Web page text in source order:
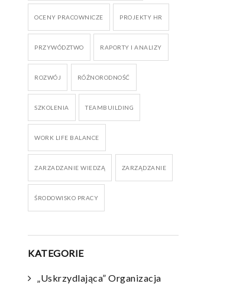
OCENY PRACOWNICZE PROJEKTY HR
PRZYWÓDZTWO RAPORTY I ANALIZY
ROZWÓJ RÓŻNORODNOŚĆ
SZKOLENIA TEAMBUILDING
WORK LIFE BALANCE
ZARZADZANIE WIEDZĄ ZARZĄDZANIE
ŚRODOWISKO PRACY
KATEGORIE
„Uskrzydlająca” Organizacja